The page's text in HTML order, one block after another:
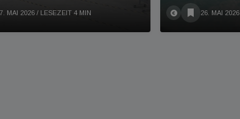
MAI 2026 / LESEZEIT 4 MIN 26. MAI 2026